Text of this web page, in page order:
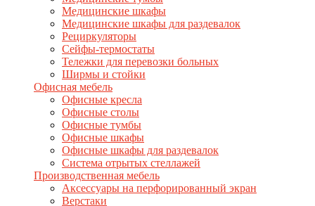
Медицинские шкафы
Медицинские шкафы для раздевалок
Рециркуляторы
Сейфы-термостаты
Тележки для перевозки больных
Ширмы и стойки
Офисная мебель
Офисные кресла
Офисные столы
Офисные тумбы
Офисные шкафы
Офисные шкафы для раздевалок
Система отрытых стеллажей
Производственная мебель
Аксессуары на перфорированный экран
Верстаки